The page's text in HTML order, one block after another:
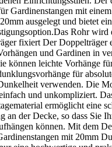
Gardinenstangen mit einem
ausgelegt und bietet
Rohr wird
fixiert Der Doppelträger
und Gardinen in
können leichte Vorhänge
für
verwenden. Die
und unkompliziert.
ermöglicht eine
an der Decke, so dass Sie
können. Mit dem
mit 20mm